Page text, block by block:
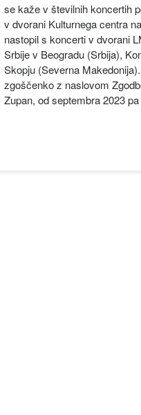
se kaže v številnih koncertih
v dvorani Kulturnega centra
nastopil s koncerti v dvorani
Srbije v Beogradu (Srbija),
Skopju (Severna
zgoščenko z naslovom
Zupan, od septembra 2023